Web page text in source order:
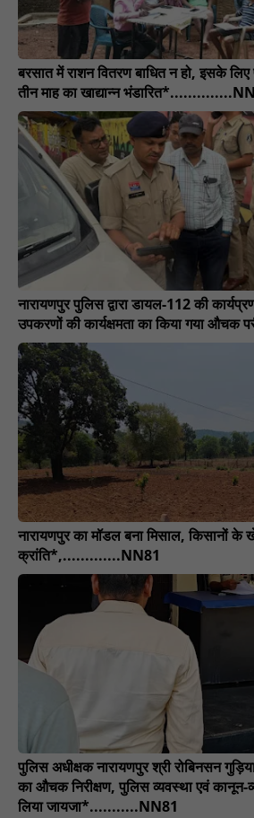
बरसात में राशन वितरण बाधित न हो, इसके
तीन माह का खाद्यान्न
नारायणपुर पुलिस द्वारा डायल-112 की
उपकरणों की कार्यक्षमता का किया गया औचक
नारायणपुर का मॉडल बना मिसाल, किसानों के
क्रांति*,.............NN81
पुलिस अधीक्षक नारायणपुर श्री रोबिनसन
का औचक निरीक्षण, पुलिस व्यवस्था एवं कानून-
लिया जायजा*...........NN81